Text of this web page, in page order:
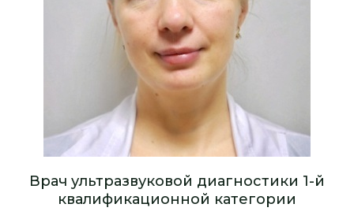
Врач ультразвуковой диагностики 1-й
квалификационной категории